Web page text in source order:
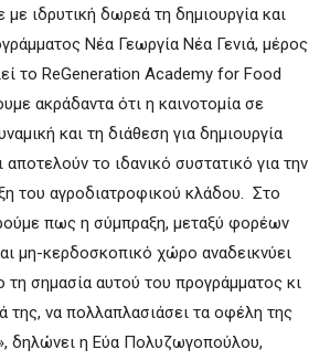
με ιδρυτική δωρεά τη δημιουργία και
Νέα Γεωργία Νέα Γενιά, μέρος
το ReGeneration Academy for Food
ακράδαντα ότι η καινοτομία σε
και τη διάθεση για δημιουργία
το ιδανικό συστατικό για την
του αγροδιατροφικού κλάδου. Στο
πως η σύμπραξη, μεταξύ φορέων
μη-κερδοσκοπικό χώρο αναδεικνύει
τη σημασία αυτού του προγράμματος κι
της, να πολλαπλασιάσει τα οφέλη της
δηλώνει η Εύα Πολυζωγοπούλου,